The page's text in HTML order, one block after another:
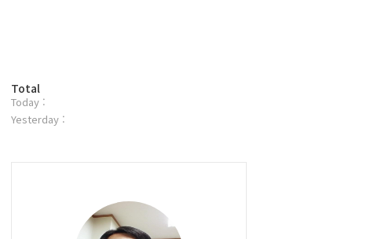
방
문
자
Total
Today :
Yesterday :